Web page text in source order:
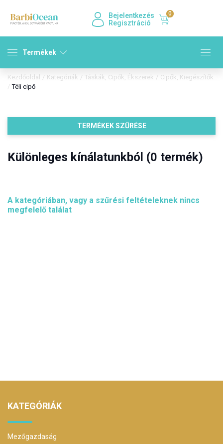
Bejelentkezés
Regisztráció
0
Termékek
Kezdőoldal / Kategóriák / Táskák, Cipők, Ékszerek / Cipők, Kiegészítők
/ Téli cipő
TERMÉKEK SZŰRÉSE
Különleges kínálatunkból (0 termék)
A kategóriában, vagy a szűrési feltételeknek nincs
megfelelő találat
KATEGÓRIÁK
Mezőgazdaság